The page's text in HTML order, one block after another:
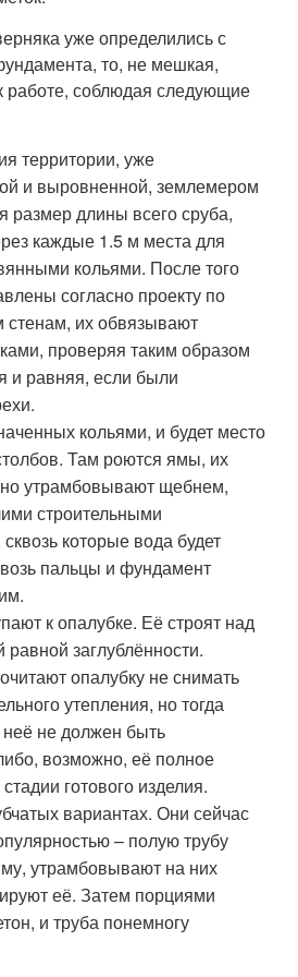
уже определились с
то, не мешкая,
работе, соблюдая следующие
территории, уже
и выровненной, землемером
размер длины всего сруба,
каждые 1.5 м места для
кольями. После того
согласно проекту по
их обвязывают
проверяя таким образом
и равняя, если были
кольями, и будет место
Там роются ямы, их
утрамбовывают щебнем,
строительными
которые вода будет
пальцы и фундамент
к опалубке. Её строят над
заглублённости.
опалубку не снимать
утепления, но тогда
не должен быть
возможно, её полное
готового изделия.
вариантах. Они сейчас
– полую трубу
утрамбовывают на них
её. Затем порциями
и труба понемногу